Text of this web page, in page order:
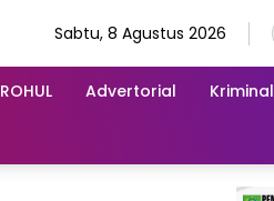
Sabtu, 8 Agustus 2026
ROHUL Advertorial Kriminal